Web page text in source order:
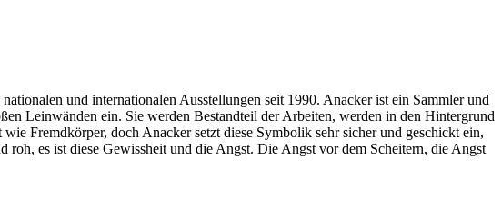
und internationalen Ausstellungen seit 1990. Anacker ist ein Sammler und
Leinwänden ein. Sie werden Bestandteil der Arbeiten, werden in den Hintergrund
Fremdkörper, doch Anacker setzt diese Symbolik sehr sicher und geschickt ein,
es ist diese Gewissheit und die Angst. Die Angst vor dem Scheitern, die Angst